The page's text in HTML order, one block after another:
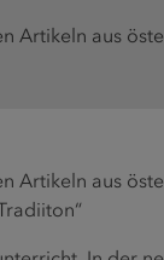
Artikeln aus
Artikeln aus